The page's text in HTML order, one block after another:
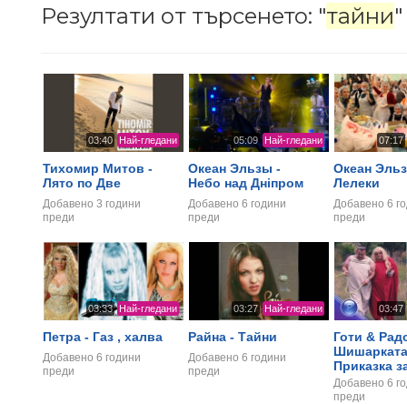
Резултати от търсенето: "тайни"
03:40 Най-гледани
Тихомир Митов -
Лято по Две
Добавено 3 години
преди
05:09 Най-гледани
Океан Эльзы -
Небо над Дніпром
Добавено 6 години
преди
07:17
Океан
Лелеки
Добавено 6
преди
03:33 Най-гледани
Петра - Газ , халва
Добавено 6 години
преди
03:27 Най-гледани
Райна - Тайни
Добавено 6 години
преди
03:47
Готи &
Приказка
Добавено 6
преди